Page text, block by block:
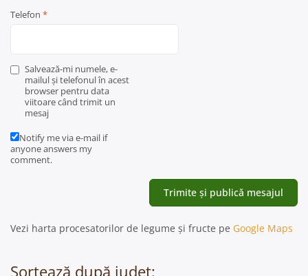
Telefon *
Salvează-mi numele, e-
mailul și telefonul în acest
browser pentru data
viitoare când trimit un
mesaj
Notify me via e-mail if
anyone answers my
comment.
Vezi harta procesatorilor de legume și fructe pe Google Maps
Sortează după județ: